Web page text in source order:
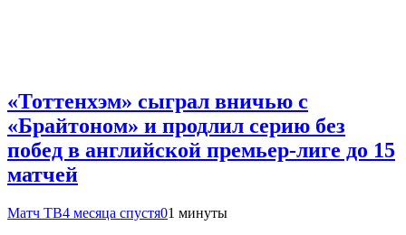
«Тоттенхэм» сыграл вничью с
«Брайтоном» и продлил серию без
побед в английской премьер‑лиге до 15
матчей
Матч ТВ4 месяца спустя01 минуты